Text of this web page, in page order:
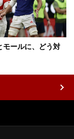
モールに、どう対